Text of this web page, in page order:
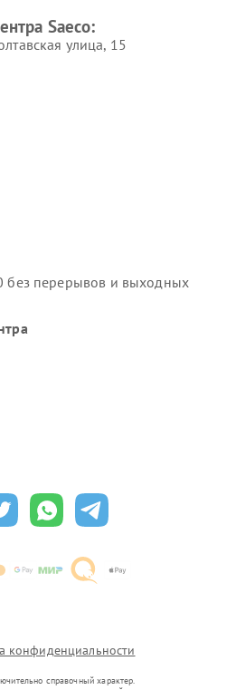
Saeco:
улица, 15
перерывов и выходных
конфиденциальности
справочный характер.